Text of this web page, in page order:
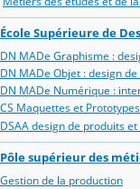
École Supérieure de
DN MADe Graphisme :
DN MADe Objet : design
DN MADe Numérique :
CS Maquettes et Prototypes
DSAA design de produits
Pôle supérieur des
Gestion de la production